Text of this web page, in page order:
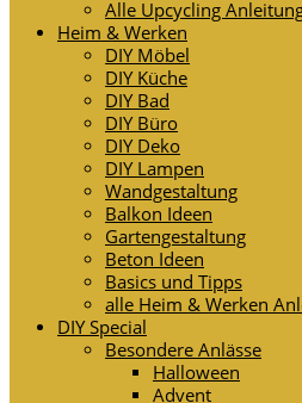
Alle Upcycling
Heim & Werken
DIY Möbel
DIY Küche
DIY Bad
DIY Büro
DIY Deko
DIY Lampen
Wandgestaltung
Balkon Ideen
Gartengestaltung
Beton Ideen
Basics und Tipps
alle Heim & Werken
DIY Special
Besondere Anlässe
Halloween
Advent